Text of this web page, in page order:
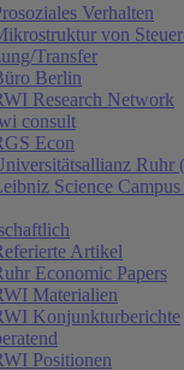
Verhalten
von
Transfer
Berlin
Research Network
consult
Econ
Ruhr
Science
Artikel
Economic Papers
Materialien
Konjunkturberichte
Positionen